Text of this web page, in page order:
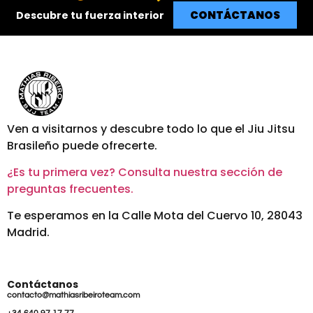
Descubre tu fuerza interior CONTÁCTANOS
Ven a visitarnos y descubre todo lo que el Jiu Jitsu
Brasileño puede ofrecerte.
¿Es tu primera vez? Consulta nuestra sección de
preguntas frecuentes.
Te esperamos en la Calle Mota del Cuervo 10, 28043
Madrid.
Contáctanos
contacto@mathiasribeiroteam.com